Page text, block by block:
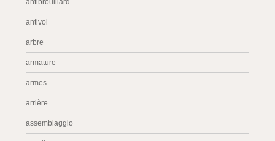
antibrouillard
antivol
arbre
armature
armes
arrière
assemblaggio